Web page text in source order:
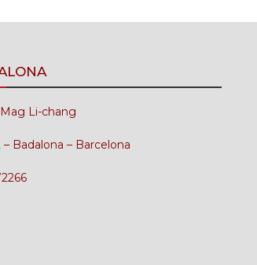
FICA
Li-chang
– Badalona – Barcelona